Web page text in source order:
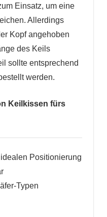
Einsatz, um eine
Allerdings
Kopf angehoben
des Keils
sollte entsprechend
werden.
Keilkissen fürs
Positionierung
Typen